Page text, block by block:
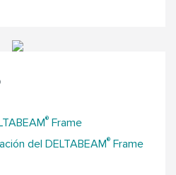
® Frame
del DELTABEAM® Frame